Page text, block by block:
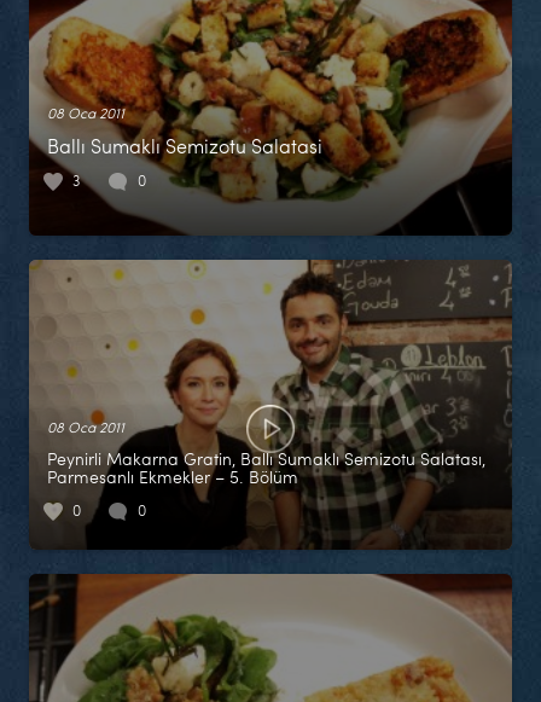
08 Oca 2011
Ballı Sumaklı Semizotu Salatasi
3 0
08 Oca 2011
Peynirli Makarna Gratin, Ballı Sumaklı Semizotu Salatası,
Parmesanlı Ekmekler – 5. Bölüm
0 0